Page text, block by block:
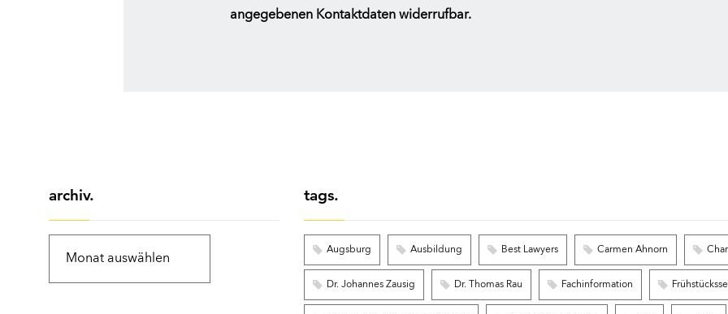
angegebenen Kontaktdaten widerrufbar.
archiv. tags.
Augsburg Ausbildung Best Lawyers Carmen Ahnorn
Dr. Johannes Zausig Dr. Thomas Rau Fachinformation